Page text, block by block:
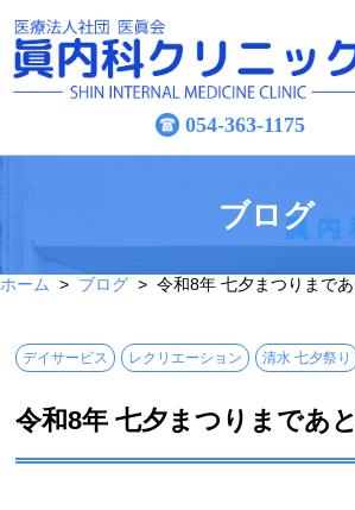
054-363-1175
ブログ
ホーム > ブログ > 令和8年 七夕まつりまで
デイサービス レクリエーション 清水 七夕祭り
令和8年 七夕まつりまであ